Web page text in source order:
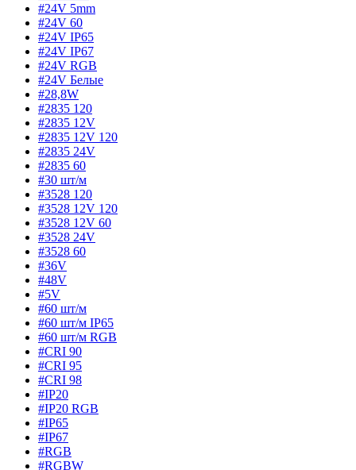
#24V 5mm
#24V 60
#24V IP65
#24V IP67
#24V RGB
#24V Белые
#28,8W
#2835 120
#2835 12V
#2835 12V 120
#2835 24V
#2835 60
#30 шт/м
#3528 120
#3528 12V 120
#3528 12V 60
#3528 24V
#3528 60
#36V
#48V
#5V
#60 шт/м
#60 шт/м IP65
#60 шт/м RGB
#CRI 90
#CRI 95
#CRI 98
#IP20
#IP20 RGB
#IP65
#IP67
#RGB
#RGBW